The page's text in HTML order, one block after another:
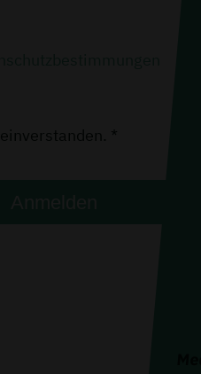
einverstanden. *